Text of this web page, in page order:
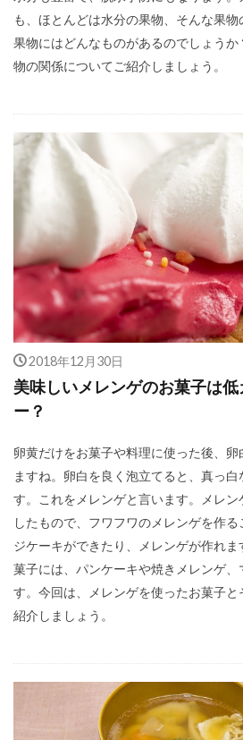
も、ほとんどは水分の果物、そんな果
果物にはどんなものがあるのでしょう
物の関係についてご紹介しましょう。
2018年12月30日
美味しいメレンゲのお菓子は
ー？
卵黄だけをお菓子や料理に使った後、卵
ますね。卵白を良く泡立てると、真っ
す。これをメレンゲと言います。メレ
したもので、フワフワのメレンゲを作
ジケーキができたり、メレンゲが作れ
菓子には、パンケーキや焼きメレンゲ、
す。今回は、メレンゲを使ったお菓子
紹介しましょう。